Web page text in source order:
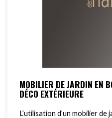
MOBILIER DE JARDIN EN
DÉCO EXTÉRIEURE
L’utilisation d’un mobilier